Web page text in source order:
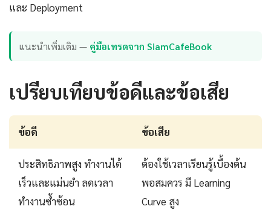
และ Deployment
แนะนำเพิ่มเติม — คู่มือเทรดจาก SiamCafeBook
เปรียบเทียบข้อดีและข้อเสีย
ข้อดี ข้อเสีย
ประสิทธิภาพสูง ทำงานได้
เร็วและแม่นยำ ลดเวลา
ทำงานซ้ำซ้อน
ต้องใช้เวลาเรียนรู้เบื้องต้น
พอสมควร มี Learning
Curve สูง